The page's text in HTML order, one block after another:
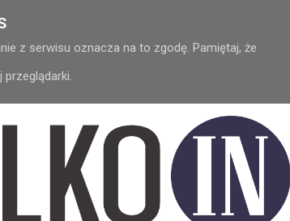
z serwisu oznacza na to zgodę. Pamiętaj, że